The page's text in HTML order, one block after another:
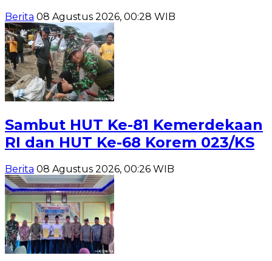
Berita 08 Agustus 2026, 00:28 WIB
Sambut HUT Ke-81 Kemerdekaan
RI dan HUT Ke-68 Korem 023/KS
Berita 08 Agustus 2026, 00:26 WIB